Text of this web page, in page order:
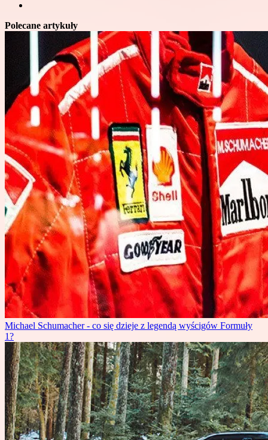
Polecane artykuły
Michael Schumacher - co się dzieje z legendą wyścigów Formuły
1?